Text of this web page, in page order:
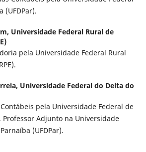
(UFDPar).
Universidade Federal Rural de
pela Universidade Federal Rural
Universidade Federal do Delta do
pela Universidade Federal de
Professor Adjunto na Universidade
(UFDPar).